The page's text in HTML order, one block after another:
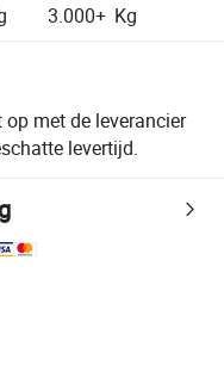
3.000+ Kg
met de leverancier
levertijd.